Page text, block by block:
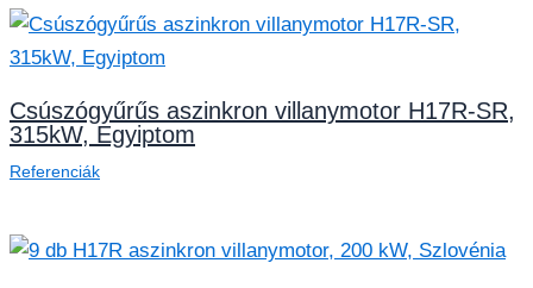
Csúszógyűrűs aszinkron villanymotor H17R-SR,
315kW, Egyiptom
Referenciák